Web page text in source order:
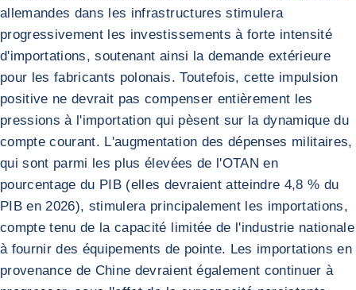
allemandes dans les infrastructures stimulera
progressivement les investissements à forte intensité
d'importations, soutenant ainsi la demande extérieure
pour les fabricants polonais. Toutefois, cette impulsion
positive ne devrait pas compenser entièrement les
pressions à l'importation qui pèsent sur la dynamique du
compte courant. L'augmentation des dépenses militaires,
qui sont parmi les plus élevées de l'OTAN en
pourcentage du PIB (elles devraient atteindre 4,8 % du
PIB en 2026), stimulera principalement les importations,
compte tenu de la capacité limitée de l'industrie nationale
à fournir des équipements de pointe. Les importations en
provenance de Chine devraient également continuer à